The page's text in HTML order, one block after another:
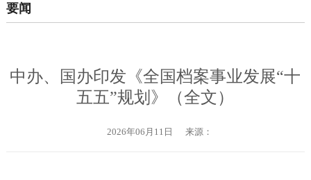
要闻
中办、国办印发《全国档案事业发展“十
五五”规划》（全文）
2026年06月11日 来源：